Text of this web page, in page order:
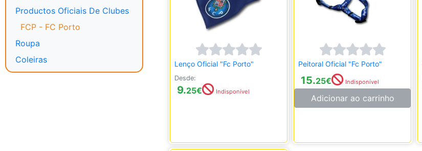
Productos Oficiais De Clubes
FCP - FC Porto
Roupa
Coleiras
Lenço Oficial "Fc Porto"
Desde:
9.25€ Indisponível
Peitoral Oficial "Fc Porto"
15.25€ Indisponível
Adicionar ao carrinho